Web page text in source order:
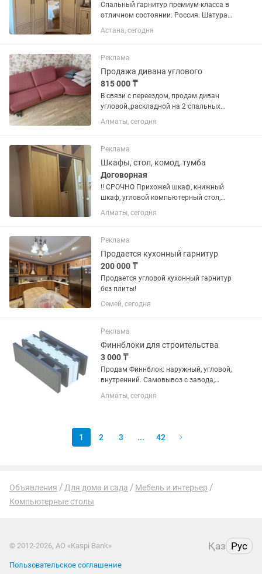
Спальный гарнитур премиум-класса в
отличном состоянии. Россия. Шатура
Продается красивый спальный
гарнитур в классическом стиле цвета
входит: 🛏 Двуспальная...
Астана, сегодня
Реклама
Продажа дивана углового
815 000 ₸
В связи с переездом, продам диван
угловой.,раскладной на 2 спальных
места.Производитель "Пинскдрев".
Диван в эксплуатации 2
для сидения( как кровать не...
Алматы, сегодня
Реклама
Шкафы, стол, комод, тумба
Договорная
‼️ СРОЧНО Прихожей шкаф, книжный
шкаф, угловой компьютерный стол,
комод, тумба
Алматы, сегодня
Реклама
Продается кухонный гарнитур
200 000 ₸
Продается угловой кухонный гарнитур
без плиты!
Семей, сегодня
Реклама
Финнблоки для строительства
3 000 ₸
Продам Финнблок: наружный, угловой,
внутренний. Самовывоз с завода,
Алматы, сегодня
1 2 3 ... 42
Объявления Для дома и сада
Мебель и интерьер
Компьютерные столы
© 2012-2026, АО «Kaspi Bank» Қаз Рус
Пользовательское соглашение